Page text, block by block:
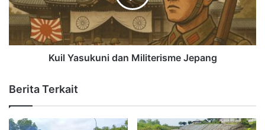
Kuil Yasukuni dan Militerisme Jepang
Berita Terkait